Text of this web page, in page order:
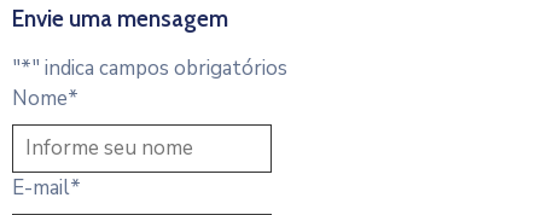
Envie uma mensagem
"*" indica campos obrigatórios
Nome*
E-mail*